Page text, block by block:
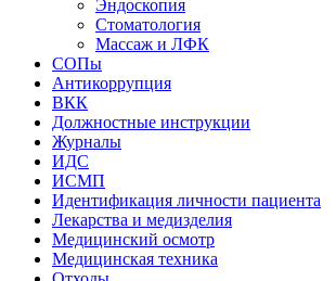
Эндоскопия
Стоматология
Массаж и ЛФК
СОПы
Антикоррупция
ВКК
Должностные инструкции
Журналы
ИДС
ИСМП
Идентификация личности пациента
Лекарства и медизделия
Медицинский осмотр
Медицинская техника